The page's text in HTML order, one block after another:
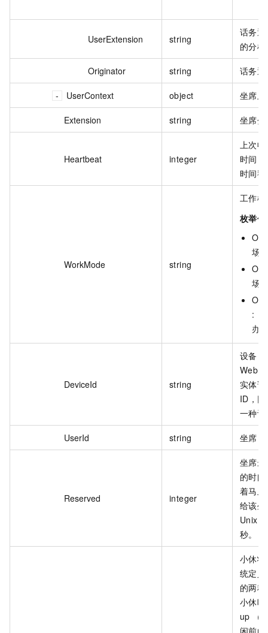
UserExtension string
话务
的分
Originator string 话务
UserContext object 坐席
Extension string 坐席
Heartbeat integer
上次
时间
时间
WorkMode string
工作
枚举值
场
场
:
办
DeviceId string
设备
实体
ID，
一种
UserId string 坐席
Reserved integer
坐席
的时
着马
给该
Unix
秒。
小休
统定
的两
小休
up （
闲前